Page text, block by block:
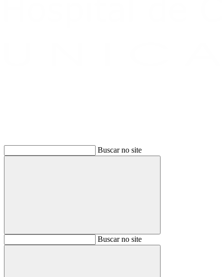
Buscar no site
BuscarBuscar no site